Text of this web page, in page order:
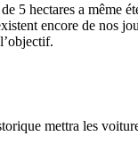
5 hectares a même
encore de nos
mettra les